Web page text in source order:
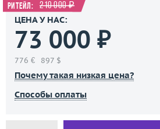
Ритейл: 210 000 ₽
ЦЕНА У НАС:
73 000 ₽
776 € 897 $
Почему такая низкая цена?
Способы оплаты